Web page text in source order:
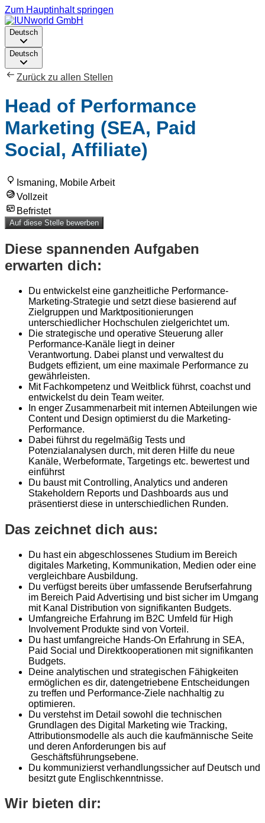
Zum Hauptinhalt springen
Deutsch
Deutsch
Zurück zu allen Stellen
Head of Performance
Marketing (SEA, Paid
Social, Affiliate)
Ismaning, Mobile Arbeit
Vollzeit
Befristet
Auf diese Stelle bewerben
Diese spannenden Aufgaben
erwarten dich:
Du entwickelst eine ganzheitliche Performance-
Marketing-Strategie und setzt diese basierend auf
Zielgruppen und Marktpositionierungen
unterschiedlicher Hochschulen zielgerichtet um.
Die strategische und operative Steuerung aller
Performance-Kanäle liegt in deiner
Verantwortung. Dabei planst und verwaltest du
Budgets effizient, um eine maximale Performance zu
gewährleisten.
Mit Fachkompetenz und Weitblick führst, coachst und
entwickelst du dein Team weiter.
In enger Zusammenarbeit mit internen Abteilungen wie
Content und Design optimierst du die Marketing-
Performance.
Dabei führst du regelmäßig Tests und
Potenzialanalysen durch, mit deren Hilfe du neue
Kanäle, Werbeformate, Targetings etc. bewertest und
einführst
Du baust mit Controlling, Analytics und anderen
Stakeholdern Reports und Dashboards aus und
präsentierst diese in unterschiedlichen Runden.
Das zeichnet dich aus:
Du hast ein abgeschlossenes Studium im Bereich
digitales Marketing, Kommunikation, Medien oder eine
vergleichbare Ausbildung.
Du verfügst bereits über umfassende Berufserfahrung
im Bereich Paid Advertising und bist sicher im Umgang
mit Kanal Distribution von signifikanten Budgets.
Umfangreiche Erfahrung im B2C Umfeld für High
Involvement Produkte sind von Vorteil.
Du hast umfangreiche Hands-On Erfahrung in SEA,
Paid Social und Direktkooperationen mit signifikanten
Budgets.
Deine analytischen und strategischen Fähigkeiten
ermöglichen es dir, datengetriebene Entscheidungen
zu treffen und Performance-Ziele nachhaltig zu
optimieren.
Du verstehst im Detail sowohl die technischen
Grundlagen des Digital Marketing wie Tracking,
Attributionsmodelle als auch die kaufmännische Seite
und deren Anforderungen bis auf
Geschäftsführungsebene.
Du kommunizierst verhandlungssicher auf Deutsch und
besitzt gute Englischkenntnisse.
Wir bieten dir: